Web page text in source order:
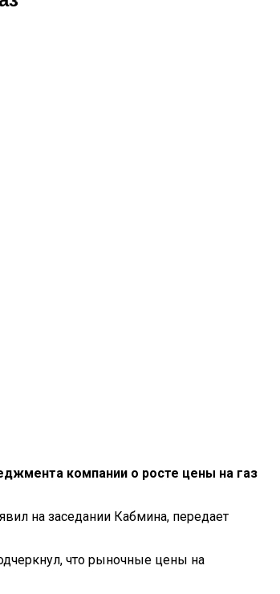
компании о росте цены на газ
на заседании Кабмина, передает
что рыночные цены на